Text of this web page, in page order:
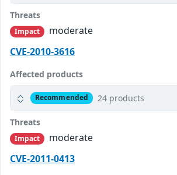
Threats
Impact
moderate
CVE-2010-3616
Affected products
Recommended 24 products
Threats
Impact
moderate
CVE-2011-0413